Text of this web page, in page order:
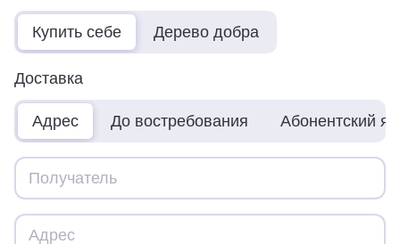
Купить себе Дерево добра
Доставка
Адрес До востребования Абонентский